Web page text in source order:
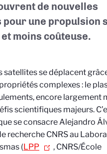
de nouvelles
une propulsion
moins coûteuse.
satellites se déplacent
complexes : le
encore largement
scientifiques majeurs.
se consacre Alejandro
recherche CNRS au
(LPP
, CNRS/École